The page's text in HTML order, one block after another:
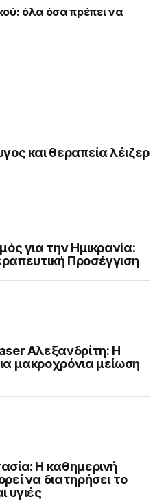
όλα όσα πρέπει να
και θεραπεία λέιζερ
για την Ημικρανία:
Προσέγγιση
Αλεξανδρίτη: Η
μακροχρόνια μείωση
Η καθημερινή
να διατηρήσει το
υγιές